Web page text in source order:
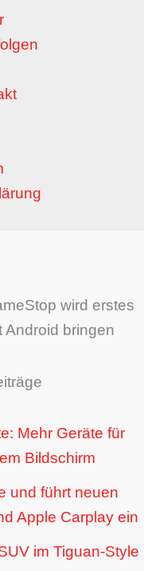
wird erstes
Android bringen
Mehr Geräte für
Bildschirm
und führt neuen
Apple Carplay ein
im Tiguan-Style